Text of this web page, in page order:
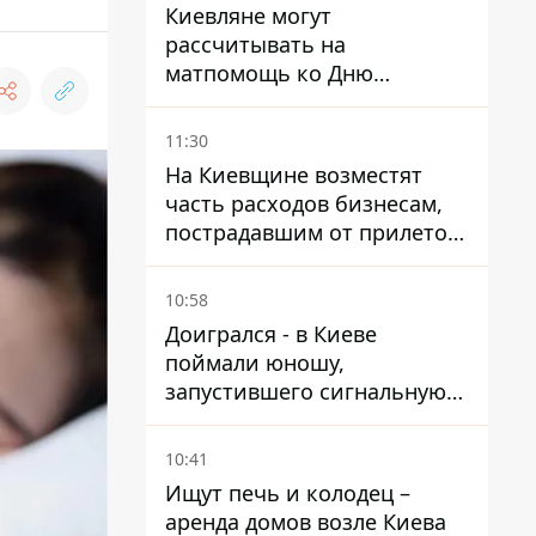
Киевляне могут
рассчитывать на
матпомощь ко Дню
независимости - кому ее
дадут
11:30
На Киевщине возместят
часть расходов бизнесам,
пострадавшим от прилетов
ракет
10:58
Доигрался - в Киеве
поймали юношу,
запустившего сигнальную
ракету, чтобы порадовать
девушек
10:41
Ищут печь и колодец –
аренда домов возле Киева